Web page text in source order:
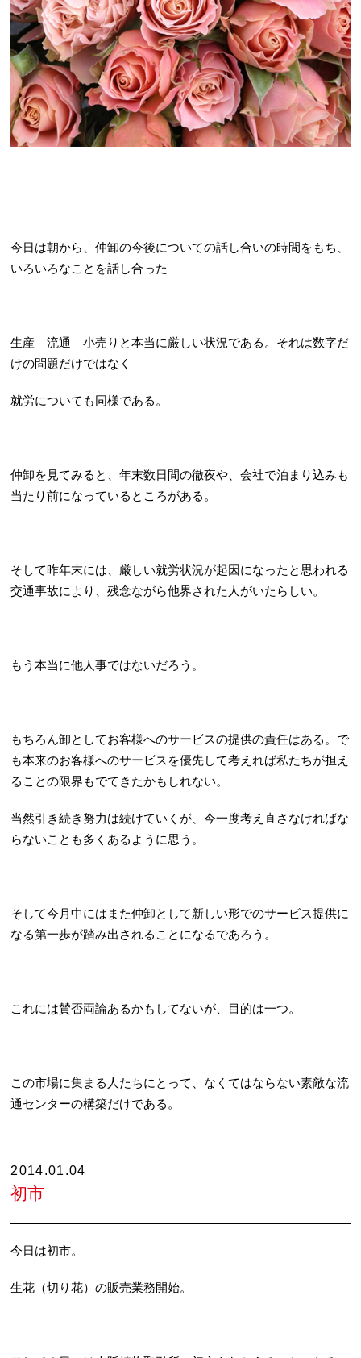
今日は朝から、仲卸の今後についての話し合いの時間をもち、
いろいろなことを話し合った
生産 流通 小売りと本当に厳しい状況である。それは数字だ
けの問題だけではなく
就労についても同様である。
仲卸を見てみると、年末数日間の徹夜や、会社で泊まり込みも
当たり前になっているところがある。
そして昨年末には、厳しい就労状況が起因になったと思われる
交通事故により、残念ながら他界された人がいたらしい。
もう本当に他人事ではないだろう。
もちろん卸としてお客様へのサービスの提供の責任はある。で
も本来のお客様へのサービスを優先して考えれば私たちが担え
ることの限界もでてきたかもしれない。
当然引き続き努力は続けていくが、今一度考え直さなければな
らないことも多くあるように思う。
そして今月中にはまた仲卸として新しい形でのサービス提供に
なる第一歩が踏み出されることになるであろう。
これには賛否両論あるかもしてないが、目的は一つ。
この市場に集まる人たちにとって、なくてはならない素敵な流
通センターの構築だけである。
2014.01.04
初市
今日は初市。
生花（切り花）の販売業務開始。